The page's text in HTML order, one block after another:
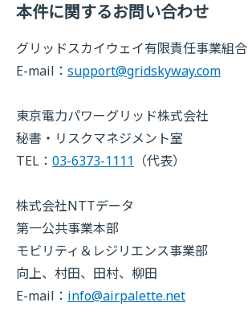
本件に関するお問い合わせ
グリッドスカイウェイ有限責任事業組合
E-mail： support@gridskyway.com
東京電力パワーグリッド株式会社
秘書・リスクマネジメント室
TEL： 03-6373-1111 （代表）
株式会社NTTデータ
第一公共事業本部
モビリティ＆レジリエンス事業部
向上、村田、田村、柳田
E-mail： info@airpalette.net